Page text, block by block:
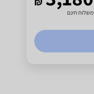
משלוח חינם